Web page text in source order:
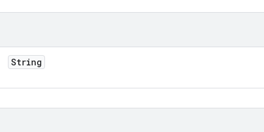
String